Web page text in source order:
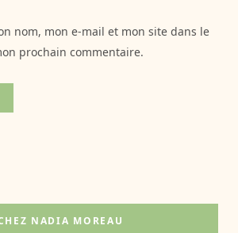
nom, mon e-mail et mon site dans le
prochain commentaire.
NADIA MOREAU